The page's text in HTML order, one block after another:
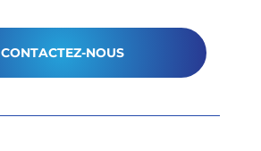
CONTACTEZ-NOUS